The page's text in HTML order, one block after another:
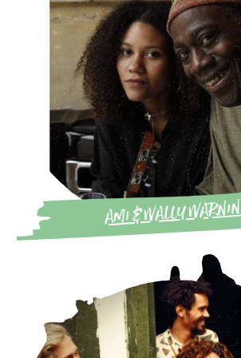
AMI & WALLY